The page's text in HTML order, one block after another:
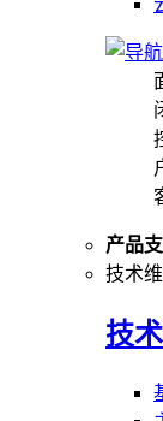
产品
技术
技